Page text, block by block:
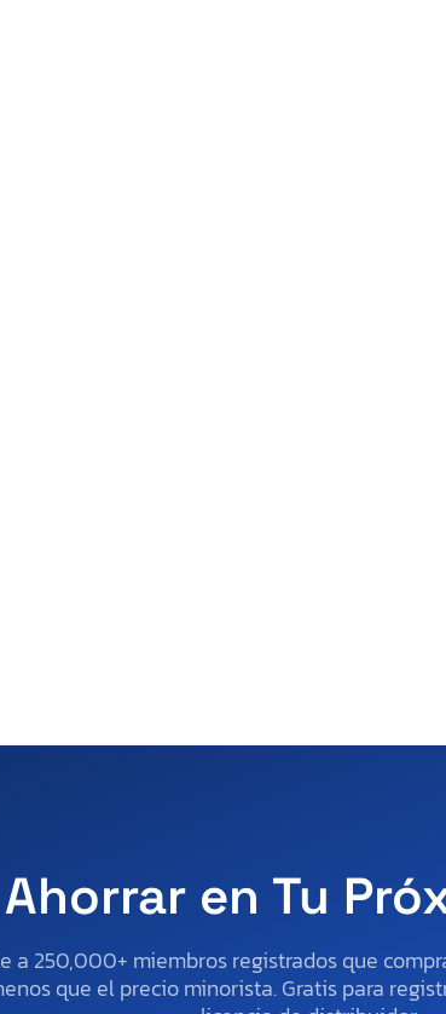
en Tu
a 250,000+ miembros registrados que
que el precio minorista. Gratis para